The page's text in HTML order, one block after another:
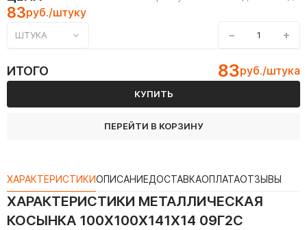
83руб./штуку
ШТУКА − +
ИТОГО 83руб./штука
КУПИТЬ
ПЕРЕЙТИ В КОРЗИНУ
ХАРАКТЕРИСТИКИОПИСАНИЕДОСТАВКАОПЛАТАОТЗЫВЫ
ХАРАКТЕРИСТИКИ МЕТАЛЛИЧЕСКАЯ
КОСЫНКА 100Х100Х141Х14 09Г2С